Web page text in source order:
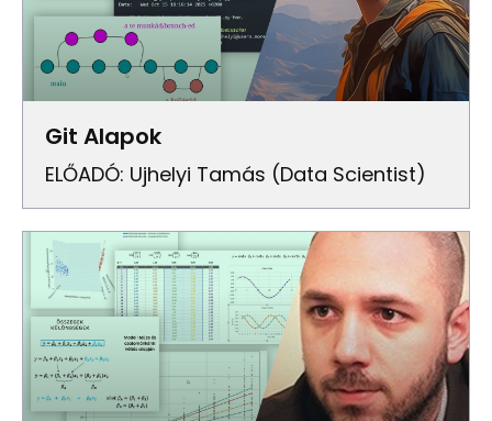
Git Alapok
ELŐADÓ: Ujhelyi Tamás (Data Scientist)